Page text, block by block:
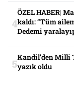
ÖZEL HABER|
kaldı: “Tüm
Dedemi
Kandil’den Milli
yazık oldu